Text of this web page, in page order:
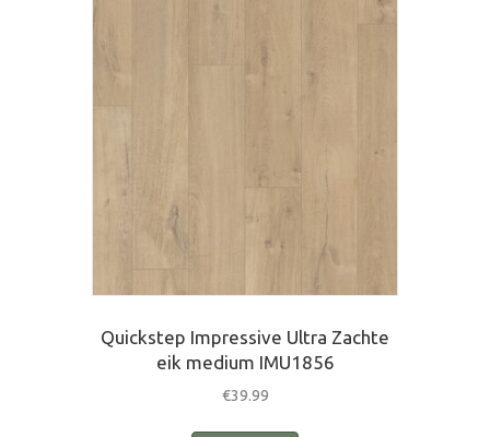
Quickstep Impressive Ultra Zachte
eik medium IMU1856
€39.99